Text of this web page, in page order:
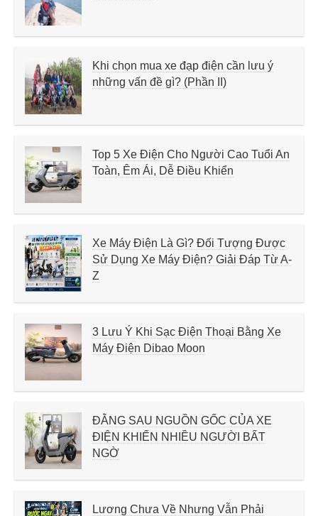
Khi chọn mua xe đạp điện cần lưu ý
những vấn đề gì? (Phần II)
Top 5 Xe Điện Cho Người Cao Tuổi An
Toàn, Êm Ái, Dễ Điều Khiển
Xe Máy Điện Là Gì? Đối Tượng Được
Sử Dụng Xe Máy Điện? Giải Đáp Từ A-
Z
3 Lưu Ý Khi Sạc Điện Thoại Bằng Xe
Máy Điện Dibao Moon
ĐẰNG SAU NGUỒN GỐC CỦA XE
ĐIỆN KHIẾN NHIỀU NGƯỜI BẤT
NGỜ
Lương Chưa Về Nhưng Vẫn Phải